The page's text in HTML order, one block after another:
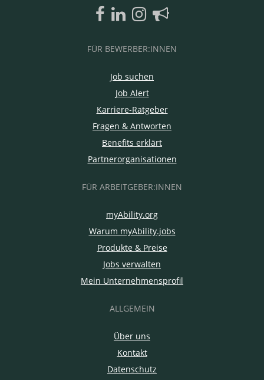
FÜR BEWERBER:INNEN
Job suchen
Job Alert
Karriere-Ratgeber
Fragen & Antworten
Benefits erklärt
Partnerorganisationen
FÜR ARBEITGEBER:INNEN
myAbility.org
Warum myAbility.jobs
Produkte & Preise
Jobs verwalten
Mein Unternehmensprofil
ALLGEMEIN
Über uns
Kontakt
Datenschutz